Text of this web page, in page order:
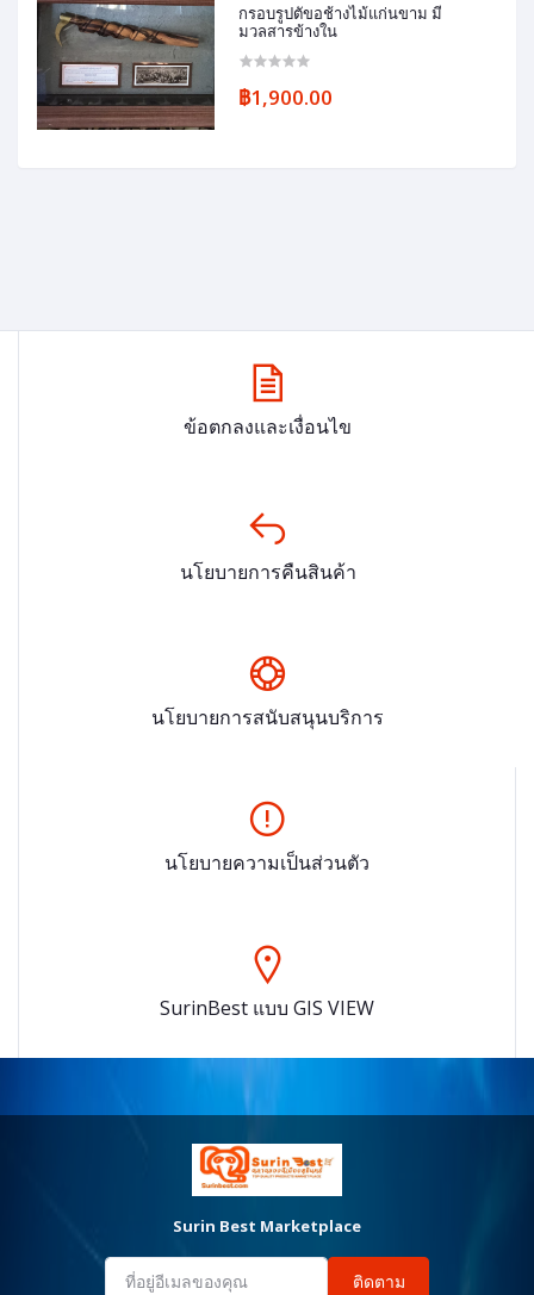
กรอบรูปตัขอช้างไม้แก่นขาม มี
มวลสารข้างใน
฿1,900.00
ข้อตกลงและเงื่อนไข
นโยบายการคืนสินค้า
นโยบายการสนับสนุนบริการ
นโยบายความเป็นส่วนตัว
SurinBest แบบ GIS VIEW
Surin Best Marketplace
ติดตาม